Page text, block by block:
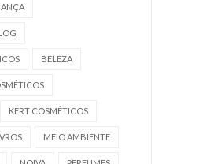
BELEZA
KERT COSMÉTICOS
MEIO AMBIENTE